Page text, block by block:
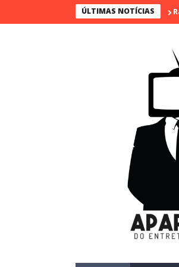
ÚLTIMAS NOTÍCIAS
Rádio Cultura